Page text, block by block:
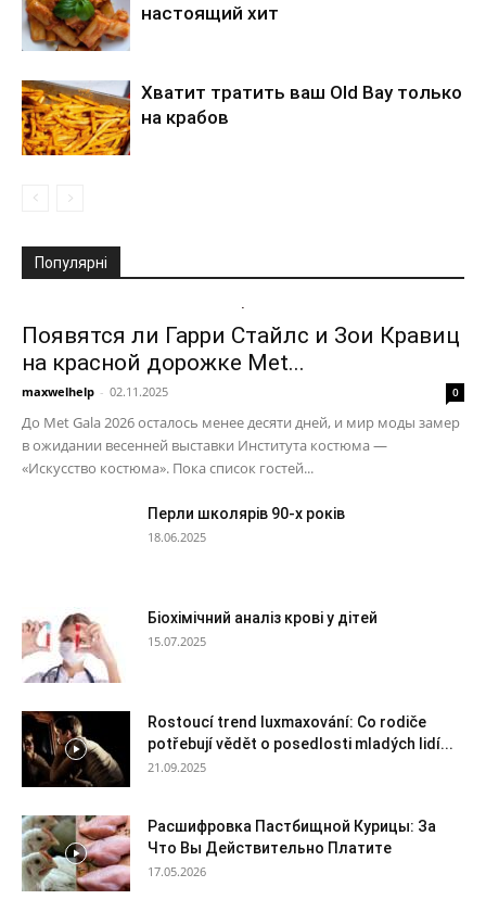
настоящий хит
Хватит тратить ваш Old Bay только
на крабов
Популярні
Появятся ли Гарри Стайлс и Зои Кравиц
на красной дорожке Met...
maxwelhelp - 02.11.2025 0
До Met Gala 2026 осталось менее десяти дней, и мир моды замер
в ожидании весенней выставки Института костюма —
«Искусство костюма». Пока список гостей...
Перли школярів 90-х років
18.06.2025
Біохімічний аналіз крові у дітей
15.07.2025
Rostoucí trend luxmaxování: Co rodiče
potřebují vědět o posedlosti mladých lidí...
21.09.2025
Расшифровка Пастбищной Курицы: За
Что Вы Действительно Платите
17.05.2026